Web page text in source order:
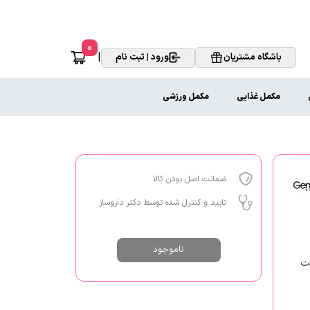
باشگاه مشتریان ورود | ثبت نام |
0
مکمل غذایی مکمل ورزشی
ضمانت اصل بودن کالا
تایید و کنترل شده توسط دکتر داروساز
ناموجود